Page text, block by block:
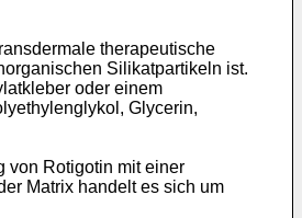
therapeutische
Silikatpartikeln ist.
oder einem
Glycerin,
von Rotigotin mit einer
Matrix handelt es sich um